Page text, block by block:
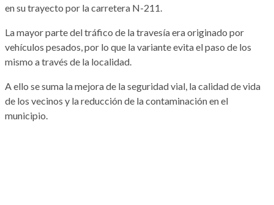
en su trayecto por la carretera N-211.
La mayor parte del tráfico de la travesía era originado por
vehículos pesados, por lo que la variante evita el paso de los
mismo a través de la localidad.
A ello se suma la mejora de la seguridad vial, la calidad de vida
de los vecinos y la reducción de la contaminación en el
municipio.